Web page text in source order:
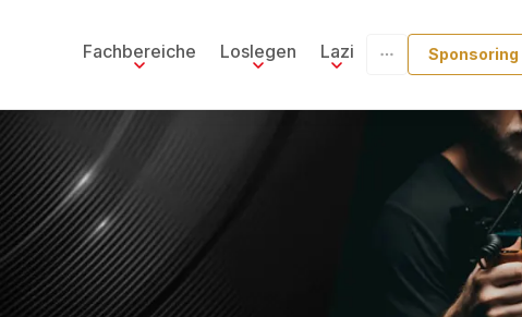
Fachbereiche Loslegen Lazi Sponsoring